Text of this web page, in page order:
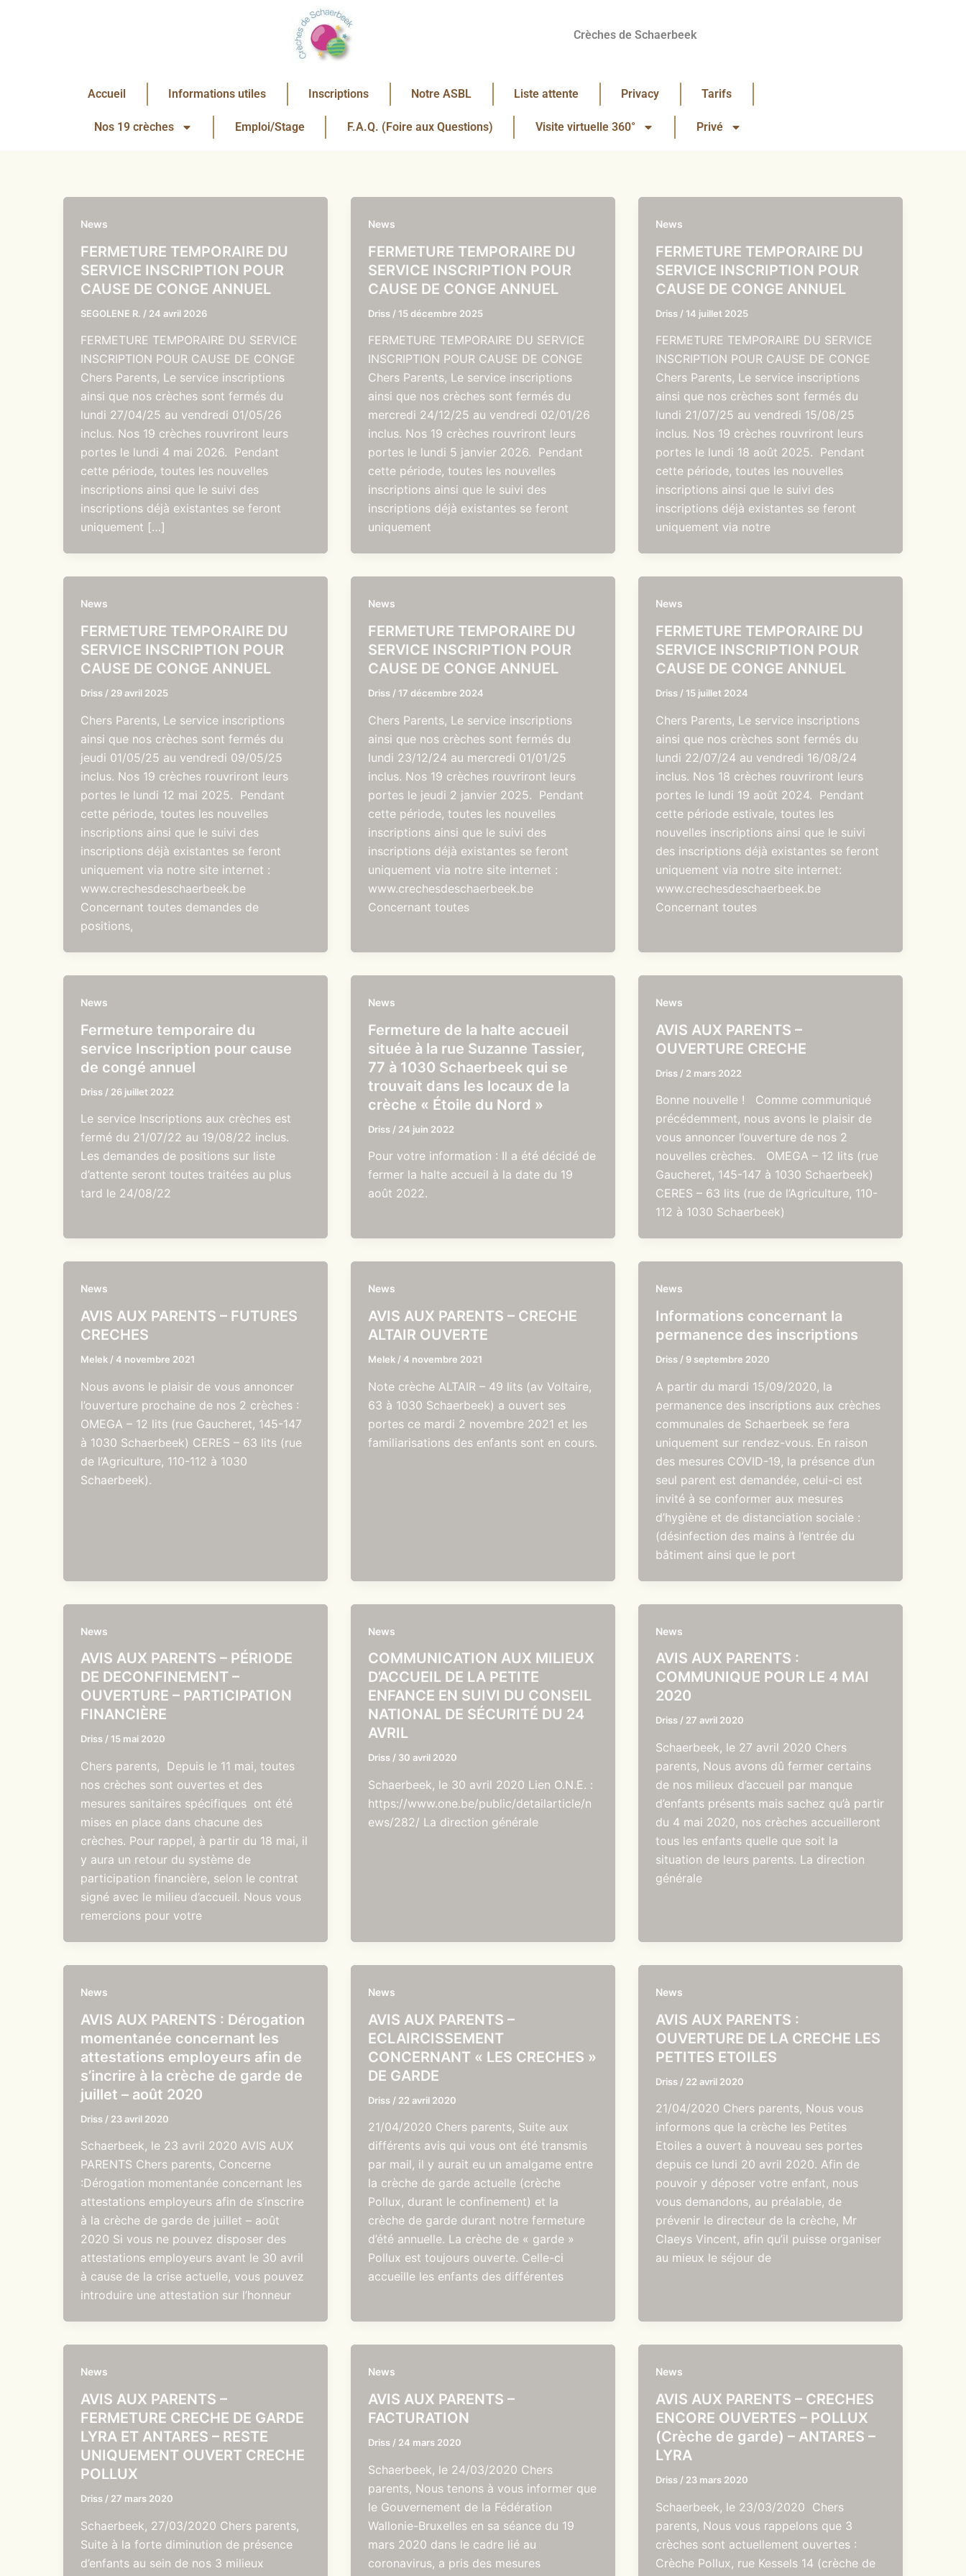
Crèches de Schaerbeek
Accueil Informations utiles Inscriptions Notre ASBL Liste attente Privacy Tarifs
Nos 19 crèches Emploi/Stage F.A.Q. (Foire aux Questions) Visite virtuelle 360° Privé
News
FERMETURE TEMPORAIRE DU
SERVICE INSCRIPTION POUR
CAUSE DE CONGE ANNUEL
SEGOLENE R. / 24 avril 2026
FERMETURE TEMPORAIRE DU SERVICE
INSCRIPTION POUR CAUSE DE CONGE
Chers Parents, Le service inscriptions
ainsi que nos crèches sont fermés du
lundi 27/04/25 au vendredi 01/05/26
inclus. Nos 19 crèches rouvriront leurs
portes le lundi 4 mai 2026. Pendant
cette période, toutes les nouvelles
inscriptions ainsi que le suivi des
inscriptions déjà existantes se feront
uniquement […]
News
FERMETURE TEMPORAIRE DU
SERVICE INSCRIPTION POUR
CAUSE DE CONGE ANNUEL
Driss / 15 décembre 2025
FERMETURE TEMPORAIRE DU SERVICE
INSCRIPTION POUR CAUSE DE CONGE
Chers Parents, Le service inscriptions
ainsi que nos crèches sont fermés du
mercredi 24/12/25 au vendredi 02/01/26
inclus. Nos 19 crèches rouvriront leurs
portes le lundi 5 janvier 2026. Pendant
cette période, toutes les nouvelles
inscriptions ainsi que le suivi des
inscriptions déjà existantes se feront
uniquement
News
FERMETURE TEMPORAIRE DU
SERVICE INSCRIPTION POUR
CAUSE DE CONGE ANNUEL
Driss / 14 juillet 2025
FERMETURE TEMPORAIRE DU SERVICE
INSCRIPTION POUR CAUSE DE CONGE
Chers Parents, Le service inscriptions
ainsi que nos crèches sont fermés du
lundi 21/07/25 au vendredi 15/08/25
inclus. Nos 19 crèches rouvriront leurs
portes le lundi 18 août 2025. Pendant
cette période, toutes les nouvelles
inscriptions ainsi que le suivi des
inscriptions déjà existantes se feront
uniquement via notre
News
FERMETURE TEMPORAIRE DU
SERVICE INSCRIPTION POUR
CAUSE DE CONGE ANNUEL
Driss / 29 avril 2025
Chers Parents, Le service inscriptions
ainsi que nos crèches sont fermés du
jeudi 01/05/25 au vendredi 09/05/25
inclus. Nos 19 crèches rouvriront leurs
portes le lundi 12 mai 2025. Pendant
cette période, toutes les nouvelles
inscriptions ainsi que le suivi des
inscriptions déjà existantes se feront
uniquement via notre site internet :
www.crechesdeschaerbeek.be
Concernant toutes demandes de
positions,
News
FERMETURE TEMPORAIRE DU
SERVICE INSCRIPTION POUR
CAUSE DE CONGE ANNUEL
Driss / 17 décembre 2024
Chers Parents, Le service inscriptions
ainsi que nos crèches sont fermés du
lundi 23/12/24 au mercredi 01/01/25
inclus. Nos 19 crèches rouvriront leurs
portes le jeudi 2 janvier 2025. Pendant
cette période, toutes les nouvelles
inscriptions ainsi que le suivi des
inscriptions déjà existantes se feront
uniquement via notre site internet :
www.crechesdeschaerbeek.be
Concernant toutes
News
FERMETURE TEMPORAIRE DU
SERVICE INSCRIPTION POUR
CAUSE DE CONGE ANNUEL
Driss / 15 juillet 2024
Chers Parents, Le service inscriptions
ainsi que nos crèches sont fermés du
lundi 22/07/24 au vendredi 16/08/24
inclus. Nos 18 crèches rouvriront leurs
portes le lundi 19 août 2024. Pendant
cette période estivale, toutes les
nouvelles inscriptions ainsi que le suivi
des inscriptions déjà existantes se feront
uniquement via notre site internet:
www.crechesdeschaerbeek.be
Concernant toutes
News
Fermeture temporaire du
service Inscription pour cause
de congé annuel
Driss / 26 juillet 2022
Le service Inscriptions aux crèches est
fermé du 21/07/22 au 19/08/22 inclus.
Les demandes de positions sur liste
d’attente seront toutes traitées au plus
tard le 24/08/22
News
Fermeture de la halte accueil
située à la rue Suzanne Tassier,
77 à 1030 Schaerbeek qui se
trouvait dans les locaux de la
crèche « Étoile du Nord »
Driss / 24 juin 2022
Pour votre information : Il a été décidé de
fermer la halte accueil à la date du 19
août 2022.
News
AVIS AUX PARENTS –
OUVERTURE CRECHE
Driss / 2 mars 2022
Bonne nouvelle ! Comme communiqué
précédemment, nous avons le plaisir de
vous annoncer l’ouverture de nos 2
nouvelles crèches. OMEGA – 12 lits (rue
Gaucheret, 145-147 à 1030 Schaerbeek)
CERES – 63 lits (rue de l’Agriculture, 110-
112 à 1030 Schaerbeek)
News
AVIS AUX PARENTS – FUTURES
CRECHES
Melek /4 novembre 2021
Nous avons le plaisir de vous annoncer
l’ouverture prochaine de nos 2 crèches :
OMEGA – 12 lits (rue Gaucheret, 145-147
à 1030 Schaerbeek) CERES – 63 lits (rue
de l’Agriculture, 110-112 à 1030
Schaerbeek).
News
AVIS AUX PARENTS – CRECHE
ALTAIR OUVERTE
Melek /4 novembre 2021
Note crèche ALTAIR – 49 lits (av Voltaire,
63 à 1030 Schaerbeek) a ouvert ses
portes ce mardi 2 novembre 2021 et les
familiarisations des enfants sont en cours.
News
Informations concernant la
permanence des inscriptions
Driss / 9 septembre 2020
A partir du mardi 15/09/2020, la
permanence des inscriptions aux crèches
communales de Schaerbeek se fera
uniquement sur rendez-vous. En raison
des mesures COVID-19, la présence d’un
seul parent est demandée, celui-ci est
invité à se conformer aux mesures
d’hygiène et de distanciation sociale :
(désinfection des mains à l’entrée du
bâtiment ainsi que le port
News
AVIS AUX PARENTS – PÉRIODE
DE DECONFINEMENT –
OUVERTURE – PARTICIPATION
FINANCIÈRE
Driss / 15 mai 2020
Chers parents, Depuis le 11 mai, toutes
nos crèches sont ouvertes et des
mesures sanitaires spécifiques ont été
mises en place dans chacune des
crèches. Pour rappel, à partir du 18 mai, il
y aura un retour du système de
participation financière, selon le contrat
signé avec le milieu d’accueil. Nous vous
remercions pour votre
News
COMMUNICATION AUX MILIEUX
D’ACCUEIL DE LA PETITE
ENFANCE EN SUIVI DU CONSEIL
NATIONAL DE SÉCURITÉ DU 24
AVRIL
Driss / 30 avril 2020
Schaerbeek, le 30 avril 2020 Lien O.N.E. :
https://www.one.be/public/detailarticle/n
ews/282/ La direction générale
News
AVIS AUX PARENTS :
COMMUNIQUE POUR LE 4 MAI
2020
Driss / 27 avril 2020
Schaerbeek, le 27 avril 2020 Chers
parents, Nous avons dû fermer certains
de nos milieux d’accueil par manque
d’enfants présents mais sachez qu’à partir
du 4 mai 2020, nos crèches accueilleront
tous les enfants quelle que soit la
situation de leurs parents. La direction
générale
News
AVIS AUX PARENTS : Dérogation
momentanée concernant les
attestations employeurs afin de
s’incrire à la crèche de garde de
juillet – août 2020
Driss / 23 avril 2020
Schaerbeek, le 23 avril 2020 AVIS AUX
PARENTS Chers parents, Concerne
:Dérogation momentanée concernant les
attestations employeurs afin de s’inscrire
à la crèche de garde de juillet – août
2020 Si vous ne pouvez disposer des
attestations employeurs avant le 30 avril
à cause de la crise actuelle, vous pouvez
introduire une attestation sur l’honneur
News
AVIS AUX PARENTS –
ECLAIRCISSEMENT
CONCERNANT « LES CRECHES »
DE GARDE
Driss / 22 avril 2020
21/04/2020 Chers parents, Suite aux
différents avis qui vous ont été transmis
par mail, il y aurait eu un amalgame entre
la crèche de garde actuelle (crèche
Pollux, durant le confinement) et la
crèche de garde durant notre fermeture
d’été annuelle. La crèche de « garde »
Pollux est toujours ouverte. Celle-ci
accueille les enfants des différentes
News
AVIS AUX PARENTS :
OUVERTURE DE LA CRECHE LES
PETITES ETOILES
Driss / 22 avril 2020
21/04/2020 Chers parents, Nous vous
informons que la crèche les Petites
Etoiles a ouvert à nouveau ses portes
depuis ce lundi 20 avril 2020. Afin de
pouvoir y déposer votre enfant, nous
vous demandons, au préalable, de
prévenir le directeur de la crèche, Mr
Claeys Vincent, afin qu’il puisse organiser
au mieux le séjour de
News
AVIS AUX PARENTS –
FERMETURE CRECHE DE GARDE
LYRA ET ANTARES – RESTE
UNIQUEMENT OUVERT CRECHE
POLLUX
Driss / 27 mars 2020
Schaerbeek, 27/03/2020 Chers parents,
Suite à la forte diminution de présence
d’enfants au sein de nos 3 milieux
News
AVIS AUX PARENTS –
FACTURATION
Driss / 24 mars 2020
Schaerbeek, le 24/03/2020 Chers
parents, Nous tenons à vous informer que
le Gouvernement de la Fédération
Wallonie-Bruxelles en sa séance du 19
mars 2020 dans le cadre lié au
coronavirus, a pris des mesures
News
AVIS AUX PARENTS – CRECHES
ENCORE OUVERTES – POLLUX
(Crèche de garde) – ANTARES –
LYRA
Driss / 23 mars 2020
Schaerbeek, le 23/03/2020 Chers
parents, Nous vous rappelons que 3
crèches sont actuellement ouvertes :
Crèche Pollux, rue Kessels 14 (crèche de